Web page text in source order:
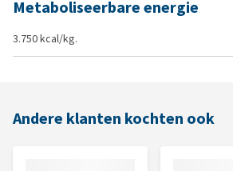
Metaboliseerbare energie
3.750 kcal/kg.
Andere klanten kochten ook